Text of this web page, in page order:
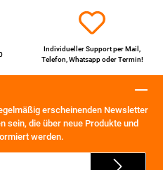
Individueller Support perMail,
Telefon,WhatsappoderTermin!
erscheinenden Newsletter
sein, die über neue Produkte und
werden.